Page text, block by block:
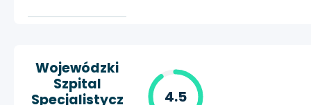
Wojewódzki
Szpital
Specjalistycz
4.5